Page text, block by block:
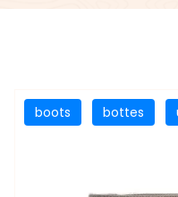
boots bottes